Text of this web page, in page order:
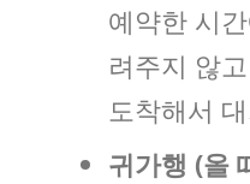
예약한 시
려주지 않
도착해서
귀가행 (올